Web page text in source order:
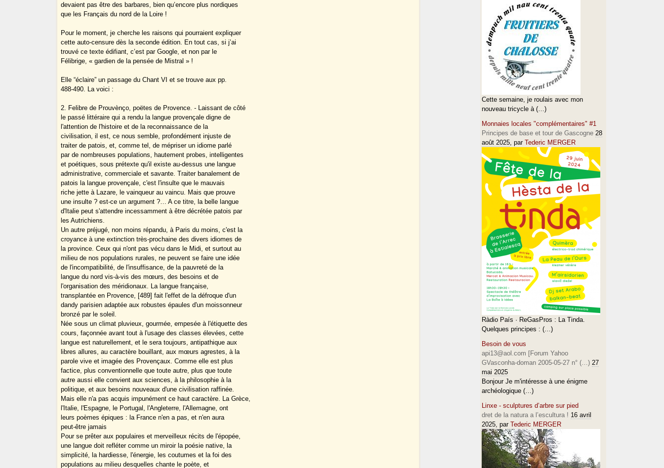
devaient pas être des barbares, bien qu’encore plus nordiques
que les Français du nord de la Loire !
Pour le moment, je cherche les raisons qui pourraient expliquer
cette auto-censure dès la seconde édition. En tout cas, si j’ai
trouvé ce texte édifiant, c’est par Google, et non par le
Félibrige, « gardien de la pensée de Mistral » !
Elle “éclaire” un passage du Chant VI et se trouve aux pp.
488-490. La voici :
2. Felibre de Prouvènço, poëtes de Provence. - Laissant de côté
le passé littéraire qui a rendu la langue provençale digne de
l'attention de l'histoire et de la reconnaissance de la
civilisation, il est, ce nous semble, profondément injuste de
traiter de patois, et, comme tel, de mépriser un idiome parlé
par de nombreuses populations, hautement probes, intelligentes
et poétiques, sous prétexte qu'il existe au-dessus une langue
administrative, commerciale et savante. Traiter banalement de
patois la langue provençale, c'est l'insulte que le mauvais
riche jette à Lazare, le vainqueur au vaincu. Mais que prouve
une insulte ? est-ce un argument ?… A ce titre, la belle langue
d'Italie peut s'attendre incessamment à être décrétée patois par
les Autrichiens.
Un autre préjugé, non moins répandu, à Paris du moins, c'est la
croyance à une extinction très-prochaine des divers idiomes de
la province. Ceux qui n'ont pas vécu dans le Midi, et surtout au
milieu de nos populations rurales, ne peuvent se faire une idée
de l'incompatibilité, de l'insuffisance, de la pauvreté de la
langue du nord vis-à-vis des mœurs, des besoins et de
l'organisation des méridionaux. La langue française,
transplantée en Provence, [489] fait l'effet de la défroque d'un
dandy parisien adaptée aux robustes épaules d'un moissonneur
bronzé par le soleil.
Née sous un climat pluvieux, gourmée, empesée à l'étiquette des
cours, façonnée avant tout à l'usage des classes élevées, cette
langue est naturellement, et le sera toujours, antipathique aux
libres allures, au caractère bouillant, aux mœurs agrestes, à la
parole vive et imagée des Provençaux. Comme elle est plus
factice, plus conventionnelle que toute autre, plus que toute
autre aussi elle convient aux sciences, à la philosophie à la
politique, et aux besoins nouveaux d'une civilisation raffinée.
Mais elle n'a pas acquis impunément ce haut caractère. La Grèce,
l'Italie, l'Espagne, le Portugal, l'Angleterre, l'Allemagne, ont
leurs poèmes épiques : la France n'en a pas, et n'en aura
peut-être jamais
Pour se prêter aux populaires et merveilleux récits de l'épopée,
une langue doit refléter comme un miroir la poésie native, la
simplicité, la hardiesse, l'énergie, les coutumes et la foi des
populations au milieu desquelles chante le poète, et
Cette semaine, je roulais avec mon
nouveau tricycle à (…)
Monnaies locales "complémentaires" #1
Principes de base et tour de Gascogne 28
août 2025, par Tederic MERGER
Ràdio País · ReGasPros : La Tinda.
Quelques principes : (…)
Besoin de vous
api13@aol.com [Forum Yahoo
GVasconha-doman 2005-05-27 n° (…) 27
mai 2025
Bonjour Je m'intéresse à une énigme
archéologique (…)
Linxe - sculptures d’arbre sur pied
dret de la natura a l’escultura ! 16 avril
2025, par Tederic MERGER